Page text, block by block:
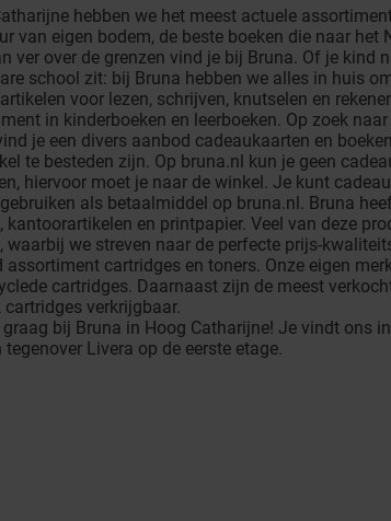
hebben we het meest actuele
van eigen bodem, de beste boeken die naar het
ver over de grenzen vind je bij Bruna. Of je kind
school zit: bij Bruna hebben we alles in huis
voor lezen, schrijven, knutselen en
in kinderboeken en leerboeken. Op zoek
je een divers aanbod cadeaukaarten en
te besteden zijn. Op bruna.nl kun je geen
hiervoor moet je naar de winkel. Je kunt
als betaalmiddel op bruna.nl. Bruna
kantoorartikelen en printpapier. Veel van deze
waarbij we streven naar de perfecte prijs-
assortiment cartridges en toners. Onze eigen
cartridges. Daarnaast zijn de meest
cartridges verkrijgbaar.
graag bij Bruna in Hoog Catharijne! Je vindt ons
Livera op de eerste etage.